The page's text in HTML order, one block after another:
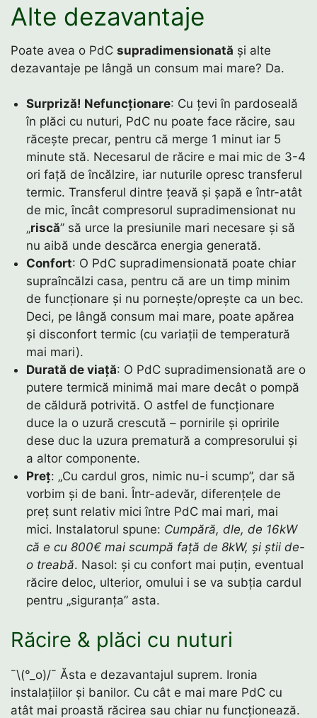
Alte dezavantaje
Poate avea o PdC supradimensionată și alte
dezavantaje pe lângă un consum mai mare? Da.
Surpriză! Nefuncționare: Cu țevi în pardoseală
în plăci cu nuturi, PdC nu poate face răcire, sau
răcește precar, pentru că merge 1 minut iar 5
minute stă. Necesarul de răcire e mai mic de 3-4
ori față de încălzire, iar nuturile opresc transferul
termic. Transferul dintre țeavă și șapă e într-atât
de mic, încât compresorul supradimensionat nu
„riscă” să urce la presiunile mari necesare și să
nu aibă unde descărca energia generată.
Confort: O PdC supradimensionată poate chiar
supraîncălzi casa, pentru că are un timp minim
de funcționare și nu pornește/oprește ca un bec.
Deci, pe lângă consum mai mare, poate apărea
și disconfort termic (cu variații de temperatură
mai mari).
Durată de viață: O PdC supradimensionată are o
putere termică minimă mai mare decât o pompă
de căldură potrivită. O astfel de funcționare
duce la o uzură crescută – pornirile și opririle
dese duc la uzura prematură a compresorului și
a altor componente.
Preț: „Cu cardul gros, nimic nu-i scump”, dar să
vorbim și de bani. Într-adevăr, diferențele de
preț sunt relativ mici între PdC mai mari, mai
mici. Instalatorul spune: Cumpără, dle, de 16kW
că e cu 800€ mai scumpă față de 8kW, și știi de-
o treabă. Nasol: și cu confort mai puțin, eventual
răcire deloc, ulterior, omului i se va subția cardul
pentru „siguranța” asta.
Răcire & plăci cu nuturi
¯\(°_o)/¯ Ăsta e dezavantajul suprem. Ironia
instalațiilor și banilor. Cu cât e mai mare PdC cu
atât mai proastă răcirea sau chiar nu funcționează.